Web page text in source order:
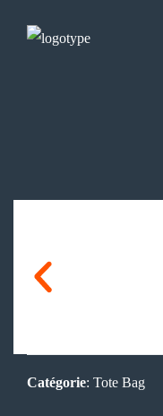
Catégorie: Tote Bag